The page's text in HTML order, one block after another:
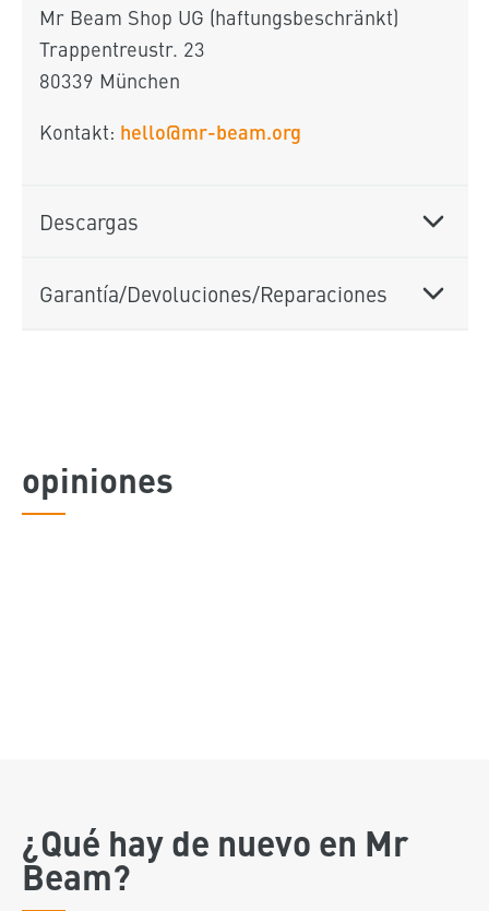
Mr Beam Shop UG (haftungsbeschränkt)
Trappentreustr. 23
80339 München
Kontakt: hello@mr-beam.org
Descargas
Garantía/Devoluciones/Reparaciones
opiniones
¿Qué hay de nuevo en Mr
Beam?